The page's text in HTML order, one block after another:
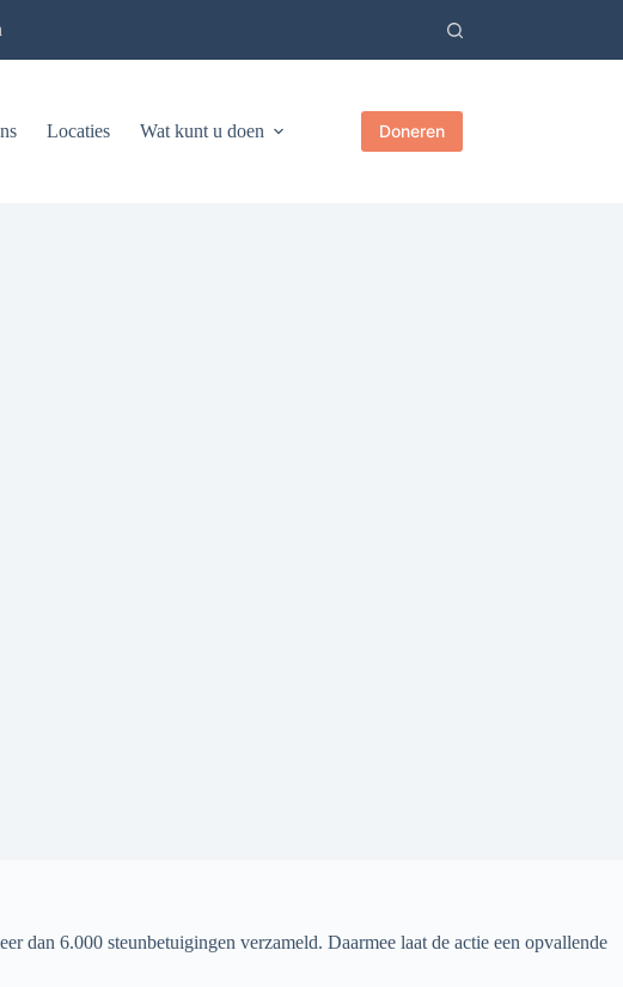
Locaties Wat kunt u doen Doneren
dan 6.000 steunbetuigingen verzameld. Daarmee laat de actie een opvallende